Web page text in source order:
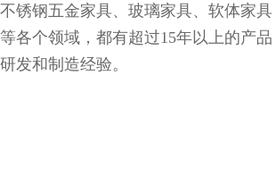
不锈钢五金家具、玻璃家具、软体家具
等各个领域，都有超过15年以上的产品
研发和制造经验。